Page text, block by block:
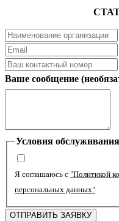
Ваше сообщение
Условия обслуживания
Я соглашаюсь с "Политикой
персональных данных"
ОТПРАВИТЬ ЗАЯВКУ